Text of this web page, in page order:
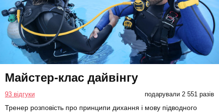
Майстер-клас дайвінгу
93 відгуки подарували 2 551 разів
Тренер розповість про принципи дихання і мову підводного